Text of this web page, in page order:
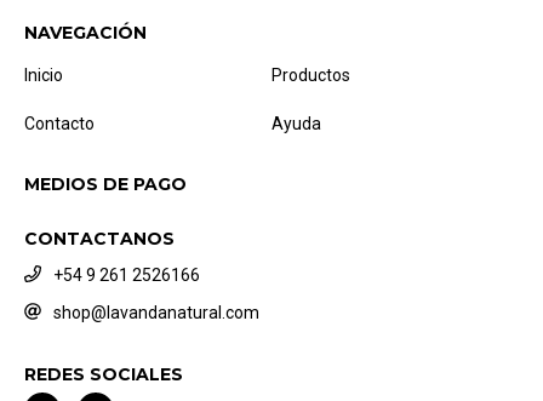
NAVEGACIÓN
Inicio Productos
Contacto Ayuda
MEDIOS DE PAGO
CONTACTANOS
+54 9 261 2526166
shop@lavandanatural.com
REDES SOCIALES